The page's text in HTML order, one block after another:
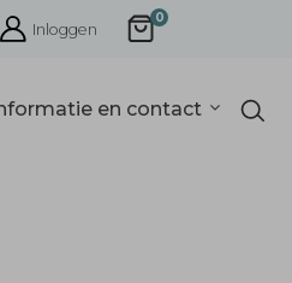
Inloggen
0
en contact